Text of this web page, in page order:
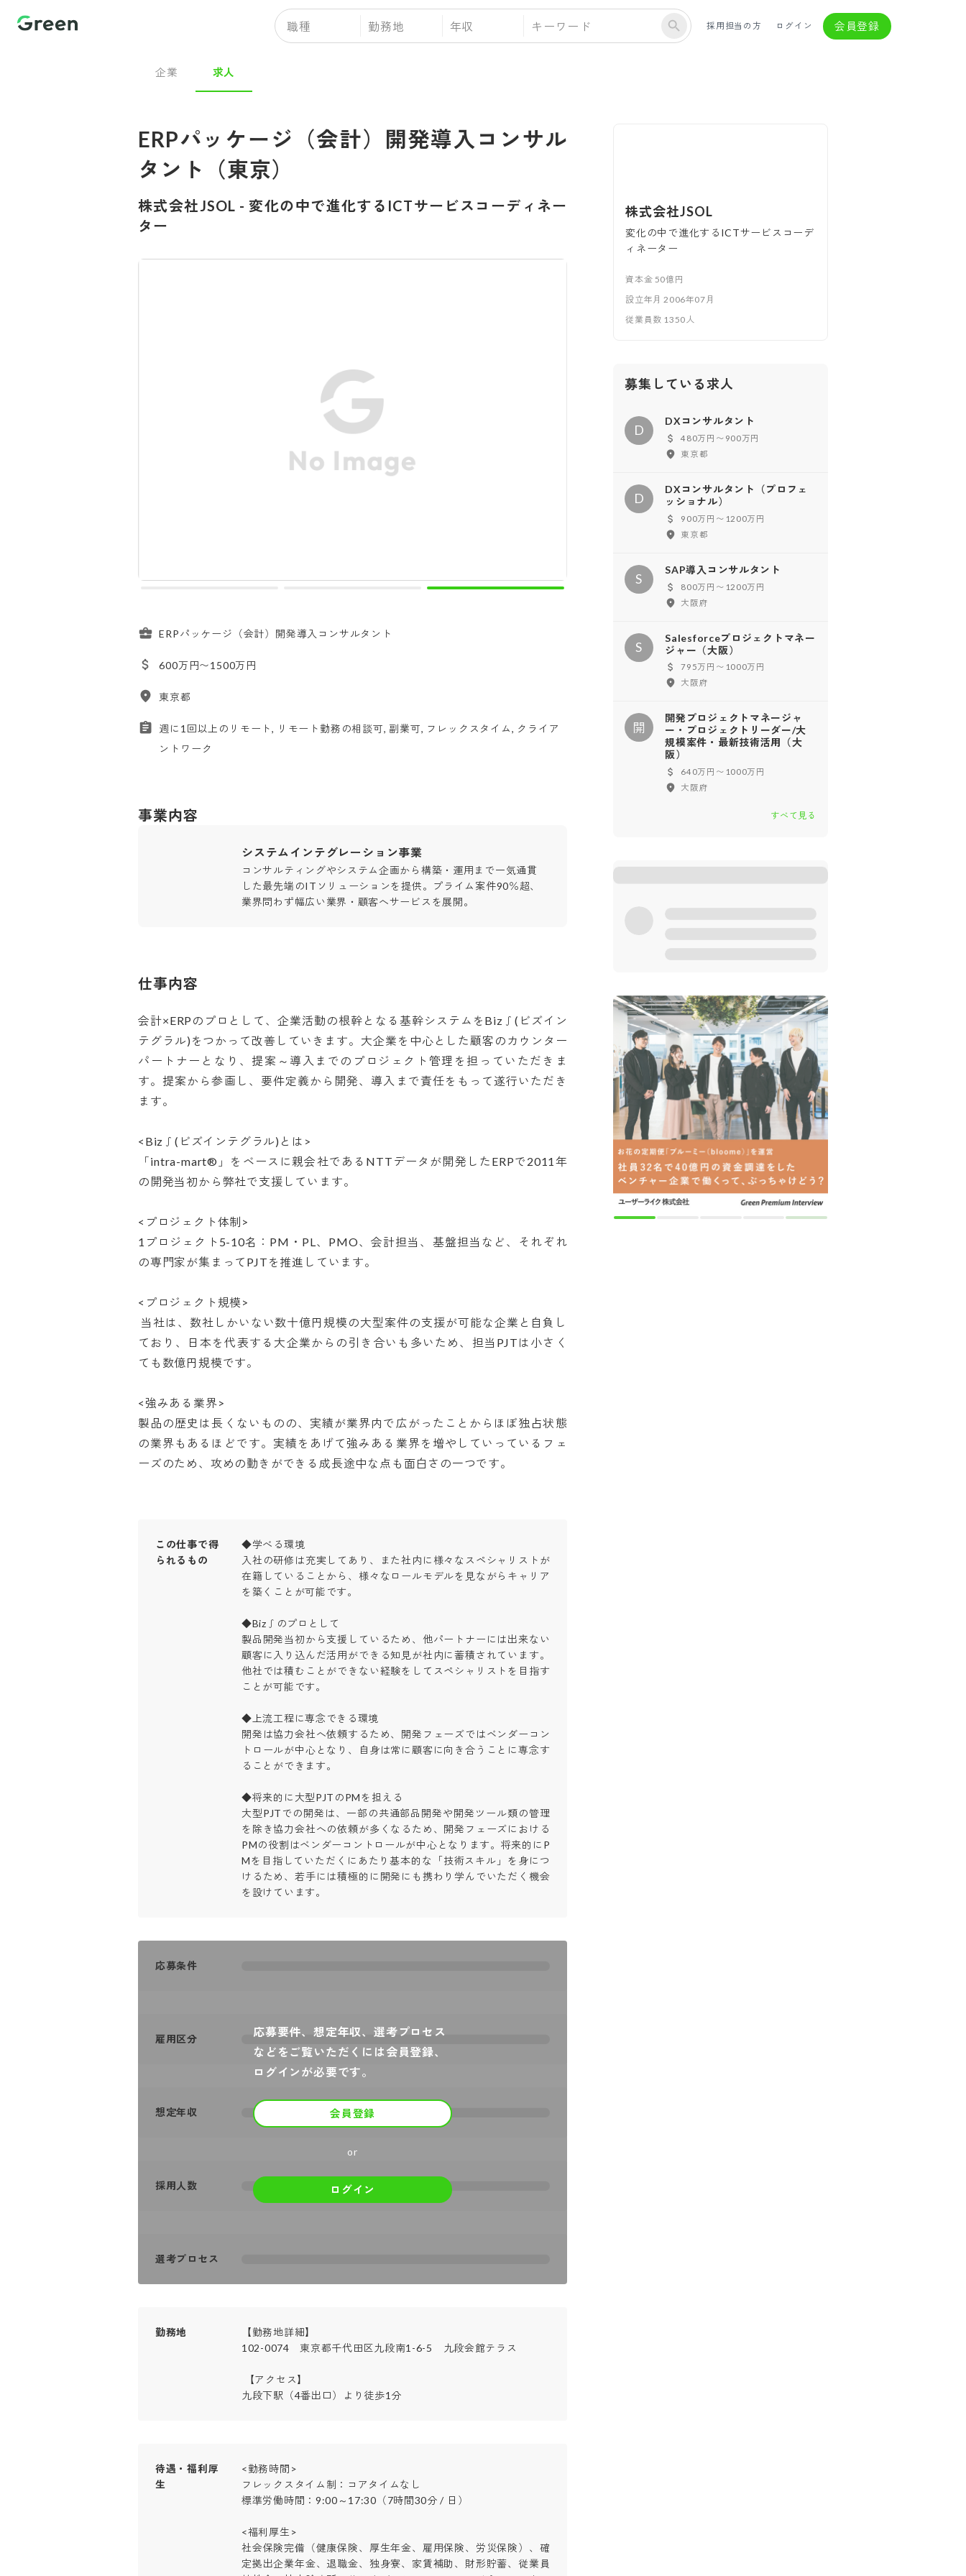
職種 勤務地 年収 採用担当の方 ログイン 会員登録
企業 求人
ERPパッケージ（会計）開発導入コンサル
タント（東京）
株式会社JSOL - 変化の中で進化するICTサービスコーディネー
ター
ERPパッケージ（会計）開発導入コンサルタント
600万円〜1500万円
東京都
週に1回以上のリモート, リモート勤務の相談可, 副業可, フレックスタイム, クライア
ントワーク
事業内容
システムインテグレーション事業
コンサルティングやシステム企画から構築・運用まで一気通貫
した最先端のITソリューションを提供。プライム案件90％超、
業界問わず幅広い業界・顧客へサービスを展開。
仕事内容
会計×ERPのプロとして、企業活動の根幹となる基幹システムをBiz∫(ビズイン
テグラル)をつかって改善していきます。大企業を中心とした顧客のカウンター
パートナーとなり、提案～導入までのプロジェクト管理を担っていただきま
す。提案から参画し、要件定義から開発、導入まで責任をもって遂行いただき
ます。
<Biz∫(ビズインテグラル)とは>
「intra-mart®」をベースに親会社であるNTTデータが開発したERPで2011年
の開発当初から弊社で支援しています。
<プロジェクト体制>
1プロジェクト5-10名：PM・PL、PMO、会計担当、基盤担当など、それぞれ
の専門家が集まってPJTを推進しています。
<プロジェクト規模>
ており、日本を代表する大企業からの引き合いも多いため、担当PJTは小さく
ても数億円規模です。
<強みある業界>
製品の歴史は長くないものの、実績が業界内で広がったことからほぼ独占状態
の業界もあるほどです。実績をあげて強みある業界を増やしていっているフェ
ーズのため、攻めの動きができる成長途中な点も面白さの一つです。
この仕事で得
られるもの
◆学べる環境
入社の研修は充実してあり、また社内に様々なスペシャリストが
在籍していることから、様々なロールモデルを見ながらキャリア
を築くことが可能です。
◆Biz∫のプロとして
製品開発当初から支援しているため、他パートナーには出来ない
顧客に入り込んだ活用ができる知見が社内に蓄積されています。
他社では積むことができない経験をしてスペシャリストを目指す
ことが可能です。
◆上流工程に専念できる環境
開発は協力会社へ依頼するため、開発フェーズではベンダーコン
トロールが中心となり、自身は常に顧客に向き合うことに専念す
ることができます。
◆将来的に大型PJTのPMを担える
大型PJTでの開発は、一部の共通部品開発や開発ツール類の管理
を除き協力会社への依頼が多くなるため、開発フェーズにおける
PMの役割はベンダーコントロールが中心となります。将来的にP
Mを目指していただくにあたり基本的な「技術スキル」を身につ
けるため、若手には積極的に開発にも携わり学んでいただく機会
を設けています。
応募要件、想定年収、選考プロセス
などをご覧いただくには会員登録、
ログインが必要です。
会員登録
or
ログイン
応募条件
雇用区分
想定年収
採用人数
選考プロセス
勤務地
【勤務地詳細】
102-0074　東京都千代田区九段南1-6-5　九段会館テラス
九段下駅（4番出口）より徒歩1分
待遇・福利厚
生
<勤務時間>
フレックスタイム制：コアタイムなし
標準労働時間：9:00～17:30（7時間30分 / 日）
<福利厚生>
社会保険完備（健康保険、厚生年金、雇用保険、労災保険）、確
定拠出企業年金、退職金、独身寮、家賃補助、財形貯蓄、従業員
株式会社JSOL
変化の中で進化するICTサービスコーデ
ィネーター
資本金 50億円
設立年月 2006年07月
従業員数 1350 人
募集している求人
D
DXコンサルタント
480万円〜900万円
東京都
D
DXコンサルタント（プロフェ
ッショナル）
900万円〜1200万円
東京都
S
SAP導入コンサルタント
800万円〜1200万円
大阪府
S
Salesforceプロジェクトマネー
ジャー（大阪）
795万円〜1000万円
大阪府
開
開発プロジェクトマネージャ
ー・プロジェクトリーダー/大
規模案件・最新技術活用（大
阪）
640万円〜1000万円
大阪府
すべて見る